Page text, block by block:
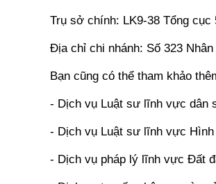
Trụ sở chính: LK9-38 Tổng
Địa chỉ chi nhánh: Số 323
Bạn cũng có thể tham khảo
- Dịch vụ Luật sư lĩnh vực dân
- Dịch vụ Luật sư lĩnh vực
- Dịch vụ pháp lý lĩnh vực Đất